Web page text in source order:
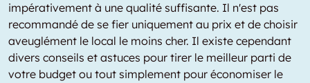
impérativement à une qualité suffisante. Il n'est pas
recommandé de se fier uniquement au prix et de choisir
aveuglément le local le moins cher. Il existe cependant
divers conseils et astuces pour tirer le meilleur parti de
votre budget ou tout simplement pour économiser le